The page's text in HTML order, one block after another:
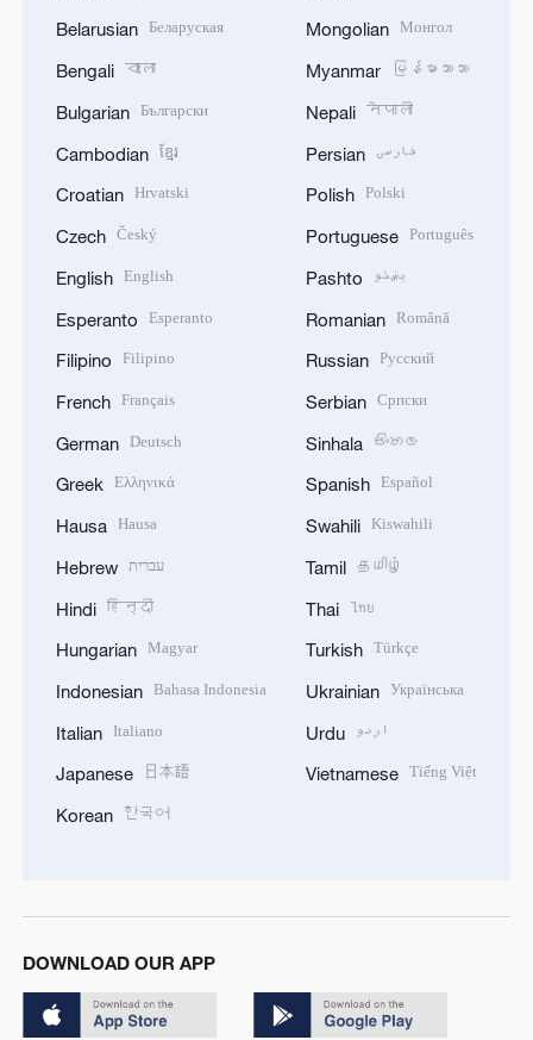
Belarusian Беларуская
Bengali বাংলা
Bulgarian Български
Cambodian ខ្មែរ
Croatian Hrvatski
Czech Český
English English
Esperanto Esperanto
Filipino Filipino
French Français
German Deutsch
Greek Ελληνικά
Hausa Hausa
Hebrew עברית
Hindi हिन्दी
Hungarian Magyar
Indonesian Bahasa Indonesia
Italian Italiano
Japanese 日本語
Korean 한국어
Mongolian Монгол
Myanmar မြန်မာဘာသာ
Nepali नेपाली
Persian فارسی
Polish Polski
Portuguese Português
Pashto پښتو
Romanian Română
Russian Русский
Serbian Српски
Sinhala සිංහල
Spanish Español
Swahili Kiswahili
Tamil தமிழ்
Thai ไทย
Turkish Türkçe
Ukrainian Українська
Urdu اردو
Vietnamese Tiếng Việt
DOWNLOAD OUR APP